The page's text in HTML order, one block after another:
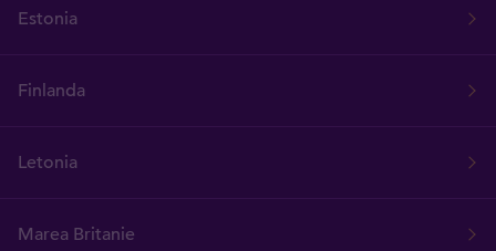
Estonia
Finlanda
Letonia
Marea Britanie